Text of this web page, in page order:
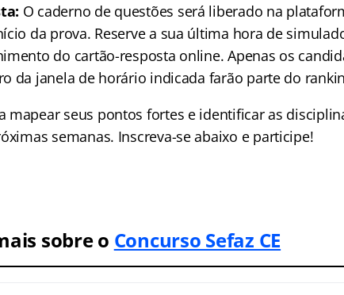
O caderno de questões será liberado na
da prova. Reserve a sua última hora de
do cartão-resposta online. Apenas os
da janela de horário indicada farão parte do
mapear seus pontos fortes e identificar as
semanas. Inscreva-se abaixo e participe!
sobre o Concurso Sefaz CE